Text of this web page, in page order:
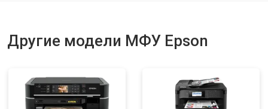
Другие модели МФУ Epson